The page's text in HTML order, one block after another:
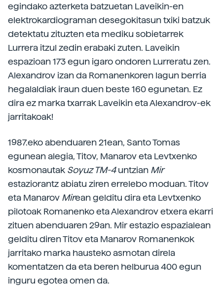
egindako azterketa batzuetan Laveikin-en
elektrokardiograman desegokitasun txiki batzuk
detektatu zituzten eta mediku sobietarrek
Lurrera itzul zedin erabaki zuten. Laveikin
espazioan 173 egun igaro ondoren Lurreratu zen.
Alexandrov izan da Romanenkoren lagun berria
hegalaldiak iraun duen beste 160 egunetan. Ez
dira ez marka txarrak Laveikin eta Alexandrov-ek
jarritakoak!
1987.eko abenduaren 21ean, Santo Tomas
egunean alegia, Titov, Manarov eta Levtxenko
kosmonautak Soyuz TM-4untzian Mir
estaziorantz abiatu ziren errelebo moduan. Titov
eta Manarov Mirean gelditu dira eta Levtxenko
pilotoak Romanenko eta Alexandrov etxera ekarri
zituen abenduaren 29an. Mir estazio espazialean
gelditu diren Titov eta Manarov Romanenkok
jarritako marka hausteko asmotan direla
komentatzen da eta beren helburua 400 egun
inguru egotea omen da.